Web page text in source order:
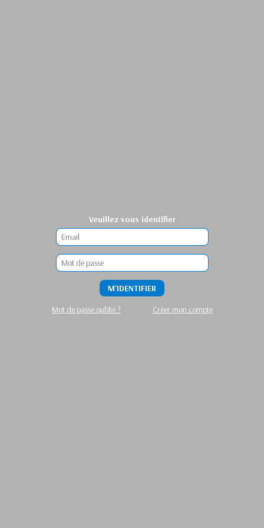
Veuillez vous identifier
M'IDENTIFIER
Mot de passe oublié ?
Créer mon compte